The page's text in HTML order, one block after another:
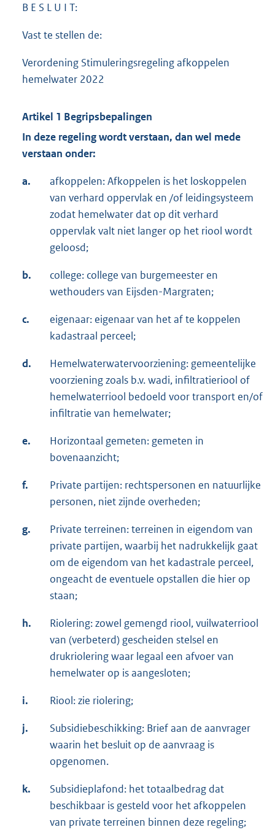
B E S L U I T:
Vast te stellen de:
Verordening Stimuleringsregeling afkoppelen
hemelwater 2022
Artikel 1 Begripsbepalingen
In deze regeling wordt verstaan, dan wel mede
verstaan onder:
a.
afkoppelen: Afkoppelen is het loskoppelen
van verhard oppervlak en /of leidingsysteem
zodat hemelwater dat op dit verhard
oppervlak valt niet langer op het riool wordt
geloosd;
b.
college: college van burgemeester en
wethouders van Eijsden-Margraten;
c.
eigenaar: eigenaar van het af te koppelen
kadastraal perceel;
d.
Hemelwaterwatervoorziening: gemeentelijke
voorziening zoals b.v. wadi, infiltratieriool of
hemelwaterriool bedoeld voor transport en/of
infiltratie van hemelwater;
e.
Horizontaal gemeten: gemeten in
bovenaanzicht;
f.
Private partijen: rechtspersonen en natuurlijke
personen, niet zijnde overheden;
g.
Private terreinen: terreinen in eigendom van
private partijen, waarbij het nadrukkelijk gaat
om de eigendom van het kadastrale perceel,
ongeacht de eventuele opstallen die hier op
staan;
h.
Riolering: zowel gemengd riool, vuilwaterriool
van (verbeterd) gescheiden stelsel en
drukriolering waar legaal een afvoer van
hemelwater op is aangesloten;
i. Riool: zie riolering;
j.
Subsidiebeschikking: Brief aan de aanvrager
waarin het besluit op de aanvraag is
opgenomen.
k.
Subsidieplafond: het totaalbedrag dat
beschikbaar is gesteld voor het afkoppelen
van private terreinen binnen deze regeling;